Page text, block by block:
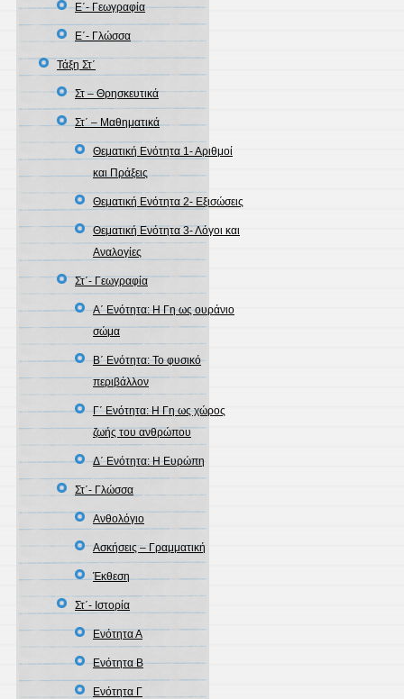
Ε΄- Γεωγραφία
Ε΄- Γλώσσα
Τάξη Στ΄
Στ – Θρησκευτικά
Στ΄ – Μαθηματικά
Θεματική Ενότητα 1- Αριθμοί
και Πράξεις
Θεματική Ενότητα 2- Εξισώσεις
Θεματική Ενότητα 3- Λόγοι και
Αναλογίες
Στ΄- Γεωγραφία
A΄ Ενότητα: H Γη ως ουράνιο
σώμα
Β΄ Ενότητα: Το φυσικό
περιβάλλον
Γ΄ Ενότητα: Η Γη ως χώρος
ζωής του ανθρώπου
Δ΄ Ενότητα: Η Ευρώπη
Στ΄- Γλώσσα
Ανθολόγιο
Ασκήσεις – Γραμματική
Έκθεση
Στ΄- Ιστορία
Ενότητα Α
Ενότητα Β
Ενότητα Γ